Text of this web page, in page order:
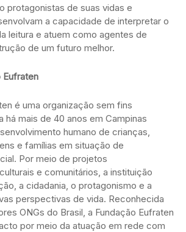
protagonistas de suas vidas e
a capacidade de interpretar o
leitura e atuem como agentes de
de um futuro melhor.
Eufraten
é uma organização sem fins
há mais de 40 anos em Campinas
humano de crianças,
e famílias em situação de
Por meio de projetos
e comunitários, a instituição
a cidadania, o protagonismo e a
perspectivas de vida. Reconhecida
ONGs do Brasil, a Fundação Eufraten
por meio da atuação em rede com